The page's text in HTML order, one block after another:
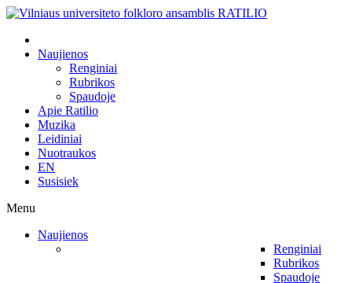
Naujienos
Renginiai
Rubrikos
Spaudoje
Apie Ratilio
Muzika
Leidiniai
Nuotraukos
EN
Susisiek
Menu
Naujienos
Renginiai
Rubrikos
Spaudoje